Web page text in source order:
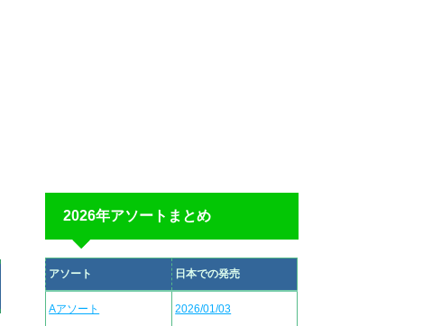
2026年アソートまとめ
アソート 日本での発売
Aアソート 2026/01/03